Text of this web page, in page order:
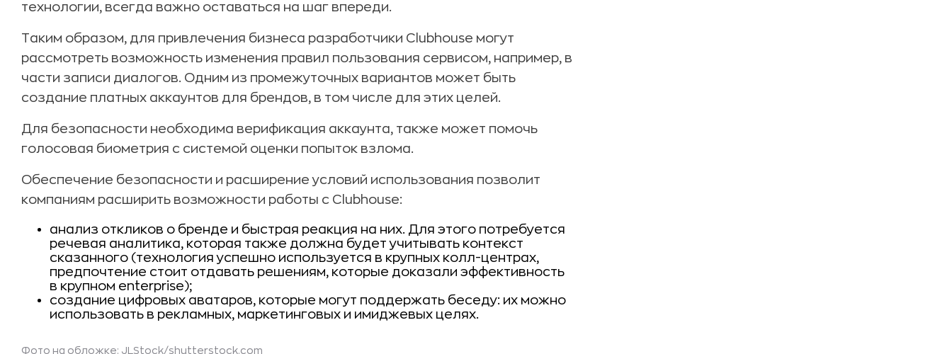
технологии, всегда важно оставаться на шаг впереди.
Таким образом, для привлечения бизнеса разработчики Clubhouse могут
рассмотреть возможность изменения правил пользования сервисом, например, в
части записи диалогов. Одним из промежуточных вариантов может быть
создание платных аккаунтов для брендов, в том числе для этих целей.
Для безопасности необходима верификация аккаунта, также может помочь
голосовая биометрия с системой оценки попыток взлома.
Обеспечение безопасности и расширение условий использования позволит
компаниям расширить возможности работы с Clubhouse:
анализ откликов о бренде и быстрая реакция на них. Для этого потребуется
речевая аналитика, которая также должна будет учитывать контекст
сказанного (технология успешно используется в крупных колл-центрах,
предпочтение стоит отдавать решениям, которые доказали эффективность
в крупном enterprise);
создание цифровых аватаров, которые могут поддержать беседу: их можно
использовать в рекламных, маркетинговых и имиджевых целях.
Фото на обложке: JLStock/shutterstock.com